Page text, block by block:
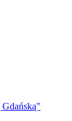
Gdańską"